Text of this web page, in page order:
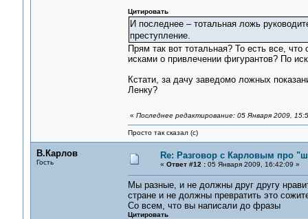
Цитировать
И последнее – тотальная ложь
преступление.
Прям так вот тотальная? То есть все,
исками о привлечении фигурантов? По
Кстати, за дачу заведомо ложных
Ленку?
« Последнее редактирование: 05 Января 2009,
Просто так сказал (с)
В.Карлов
Гость
Re: Разговор с Карловым про
« Ответ #12 :05 Января 2009, 16:42:09 »
Мы разные, и не должны друг другу
стране и не должны превратить это
Со всем, что вы написали до фразы
Цитировать